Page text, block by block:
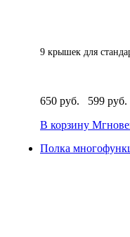
9 крышек для
650 руб.
599 руб.
В корзину
Полка